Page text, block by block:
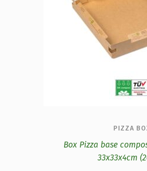
PIZZA
Box Pizza base
33x33x4cm